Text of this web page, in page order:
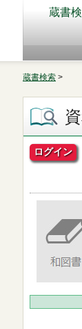
蔵書
蔵書検索 >
ログイン